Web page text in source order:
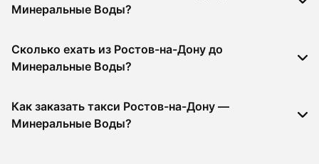
Минеральные Воды?
Сколько ехать из Ростов-на-Дону до
Минеральные Воды?
Как заказать такси Ростов-на-Дону —
Минеральные Воды?